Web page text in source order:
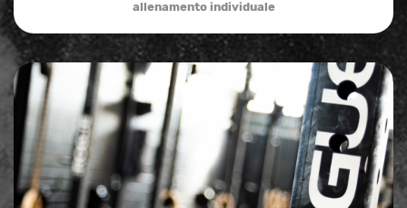
allenamento individuale